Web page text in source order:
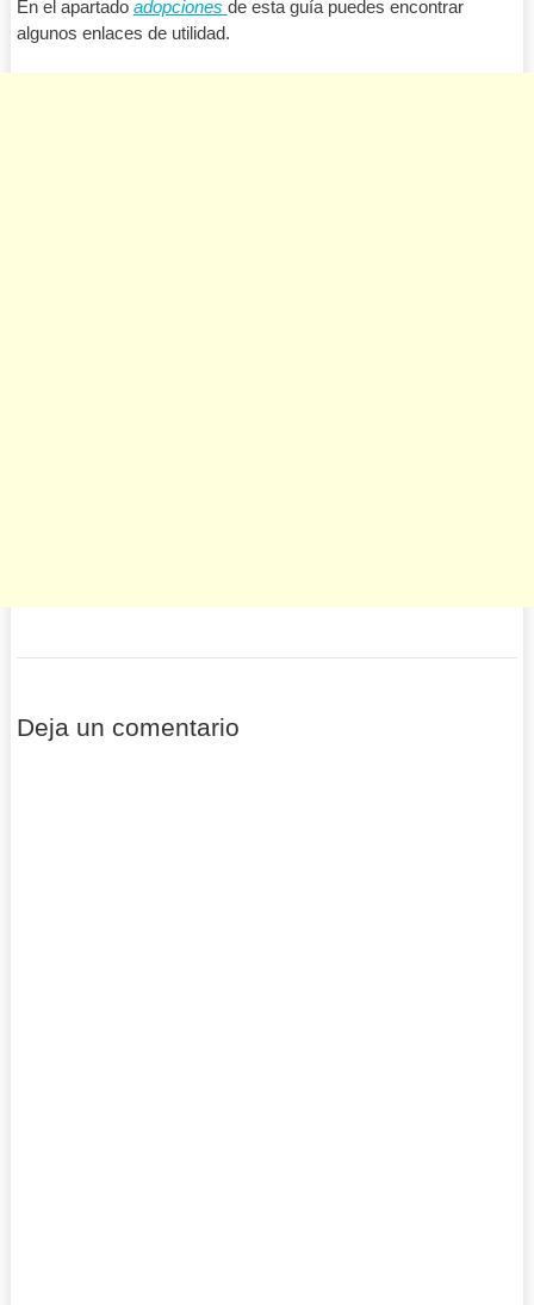
En el apartado adopciones de esta guía puedes encontrar
algunos enlaces de utilidad.
Deja un comentario